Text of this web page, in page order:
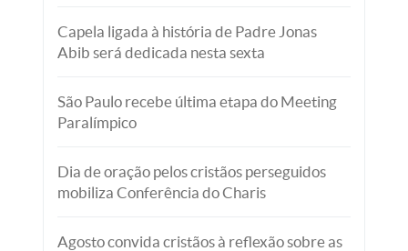
Capela ligada à história de Padre Jonas
Abib será dedicada nesta sexta
São Paulo recebe última etapa do Meeting
Paralímpico
Dia de oração pelos cristãos perseguidos
mobiliza Conferência do Charis
Agosto convida cristãos à reflexão sobre as